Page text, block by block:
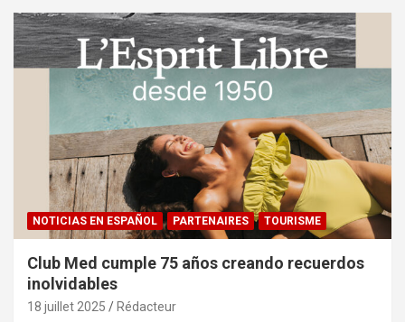
NOTICIAS EN ESPAÑOL PARTENAIRES TOURISME
Club Med cumple 75 años creando recuerdos
inolvidables
18 juillet 2025 Rédacteur